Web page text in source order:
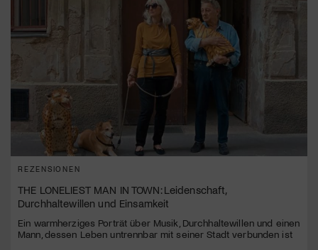
REZENSIONEN
THE LONELIEST MAN IN TOWN: Leidenschaft,
Durchhaltewillen und Einsamkeit
Ein warmherziges Porträt über Musik, Durchhaltewillen und einen
Mann, dessen Leben untrennbar mit seiner Stadt verbunden ist